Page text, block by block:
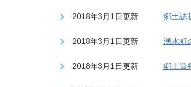
2018年3月1日更新 郷土誌
2018年3月1日更新 湧水町
2018年3月1日更新 郷土資